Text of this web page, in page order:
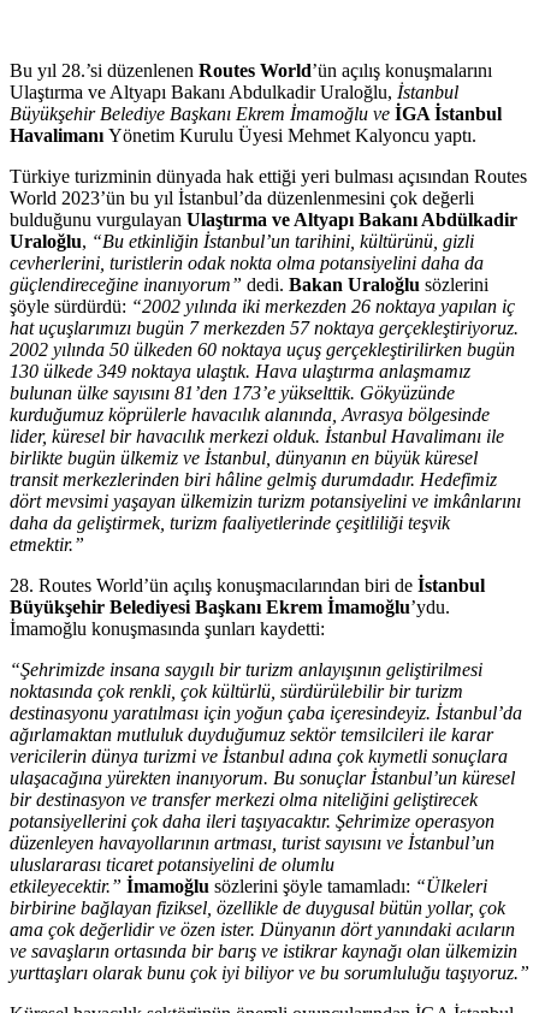
Bu yıl 28.’si düzenlenen Routes World’ün açılış konuşmalarını
Ulaştırma ve Altyapı Bakanı Abdulkadir Uraloğlu, İstanbul
Büyükşehir Belediye Başkanı Ekrem İmamoğlu ve İGA İstanbul
Havalimanı Yönetim Kurulu Üyesi Mehmet Kalyoncu yaptı.
Türkiye turizminin dünyada hak ettiği yeri bulması açısından Routes
World 2023’ün bu yıl İstanbul’da düzenlenmesini çok değerli
bulduğunu vurgulayan Ulaştırma ve Altyapı Bakanı Abdülkadir
Uraloğlu, “Bu etkinliğin İstanbul’un tarihini, kültürünü, gizli
cevherlerini, turistlerin odak nokta olma potansiyelini daha da
güçlendireceğine inanıyorum” dedi. Bakan Uraloğlu sözlerini
şöyle sürdürdü: “2002 yılında iki merkezden 26 noktaya yapılan iç
hat uçuşlarımızı bugün 7 merkezden 57 noktaya gerçekleştiriyoruz.
2002 yılında 50 ülkeden 60 noktaya uçuş gerçekleştirilirken bugün
130 ülkede 349 noktaya ulaştık. Hava ulaştırma anlaşmamız
bulunan ülke sayısını 81’den 173’e yükselttik. Gökyüzünde
kurduğumuz köprülerle havacılık alanında, Avrasya bölgesinde
lider, küresel bir havacılık merkezi olduk. İstanbul Havalimanı ile
birlikte bugün ülkemiz ve İstanbul, dünyanın en büyük küresel
transit merkezlerinden biri hâline gelmiş durumdadır. Hedefimiz
dört mevsimi yaşayan ülkemizin turizm potansiyelini ve imkânlarını
daha da geliştirmek, turizm faaliyetlerinde çeşitliliği teşvik
etmektir.”
28. Routes World’ün açılış konuşmacılarından biri de İstanbul
Büyükşehir Belediyesi Başkanı Ekrem İmamoğlu’ydu.
İmamoğlu konuşmasında şunları kaydetti:
“Şehrimizde insana saygılı bir turizm anlayışının geliştirilmesi
noktasında çok renkli, çok kültürlü, sürdürülebilir bir turizm
destinasyonu yaratılması için yoğun çaba içeresindeyiz. İstanbul’da
ağırlamaktan mutluluk duyduğumuz sektör temsilcileri ile karar
vericilerin dünya turizmi ve İstanbul adına çok kıymetli sonuçlara
ulaşacağına yürekten inanıyorum. Bu sonuçlar İstanbul’un küresel
bir destinasyon ve transfer merkezi olma niteliğini geliştirecek
potansiyellerini çok daha ileri taşıyacaktır. Şehrimize operasyon
düzenleyen havayollarının artması, turist sayısını ve İstanbul’un
uluslararası ticaret potansiyelini de olumlu
etkileyecektir.” İmamoğlu sözlerini şöyle tamamladı: “Ülkeleri
birbirine bağlayan fiziksel, özellikle de duygusal bütün yollar, çok
ama çok değerlidir ve özen ister. Dünyanın dört yanındaki acıların
ve savaşların ortasında bir barış ve istikrar kaynağı olan ülkemizin
yurttaşları olarak bunu çok iyi biliyor ve bu sorumluluğu taşıyoruz.”